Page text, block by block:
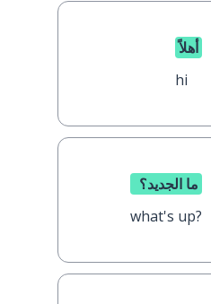
أهلاً
hi
ما الجديد؟
what's up?